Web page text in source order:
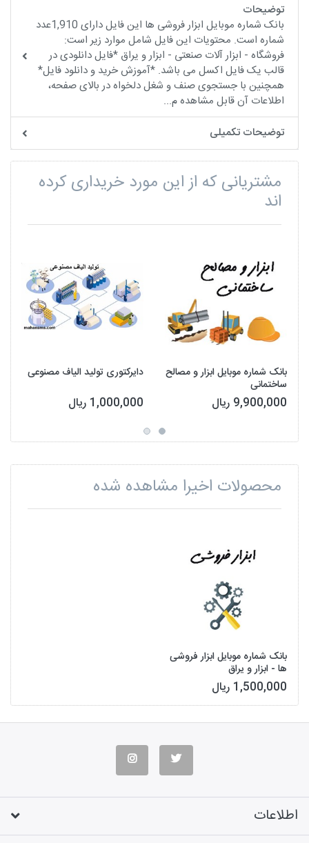
توضیحات
بانک شماره موبایل ابزار فروشی ها این فایل دارای 1,910عدد
شماره است. محتویات این فایل شامل موارد زیر است:
فروشگاه - ابزار آلات صنعتی - ابزار و یراق *فایل دانلودی در
قالب یک فایل اکسل می باشد. *آموزش خرید و دانلود فایل*
همچنین با جستجوی صنف و شغل دلخواه در بالای صفحه،
اطلاعات آن قابل مشاهده م...
توضیحات تکمیلی
مشتریانی که از این مورد خریداری کرده
اند
بانک شماره موبایل ابزار و مصالح
ساختمانی
9,900,000 ریال
دایرکتوری تولید الیاف مصنوعی
1,000,000 ریال
محصولات اخیرا مشاهده شده
بانک شماره موبایل ابزار فروشی
ها - ابزار و یراق
1,500,000 ریال
اطلاعات